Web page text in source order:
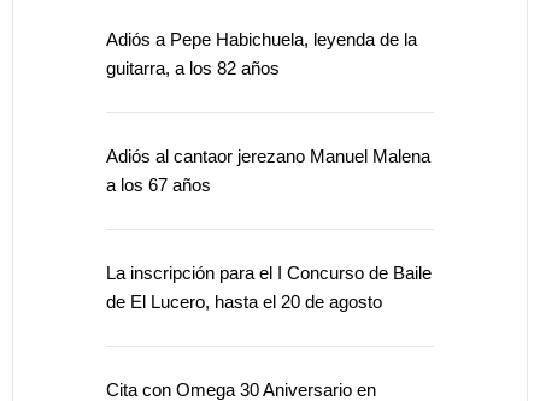
Adiós a Pepe Habichuela, leyenda de la
guitarra, a los 82 años
Adiós al cantaor jerezano Manuel Malena
a los 67 años
La inscripción para el I Concurso de Baile
de El Lucero, hasta el 20 de agosto
Cita con Omega 30 Aniversario en